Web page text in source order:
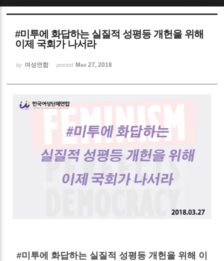
#미투에 화답하는 실질적 성평등 개헌을 위해
이제 국회가 나서라
by 여성연합 posted Mar 27, 2018
#미투에 화답하는 실질적 성평등 개헌을 위해 이
Sketchbook5, 스케치북5
Sketchbook5, 스케치북5